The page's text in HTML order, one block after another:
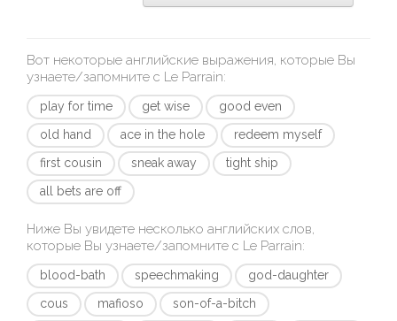
Вот некоторые английские выражения, которые Вы
узнаете/запомните с Le Parrain:
play for time get wise
good even
old hand
ace in the hole
redeem myself
first cousin
sneak away
tight ship
all bets are off
Ниже Вы увидете несколько английских слов,
которые Вы узнаете/запомните с Le Parrain:
blood-bath speechmaking
god-daughter
cous
mafioso
son-of-a-bitch